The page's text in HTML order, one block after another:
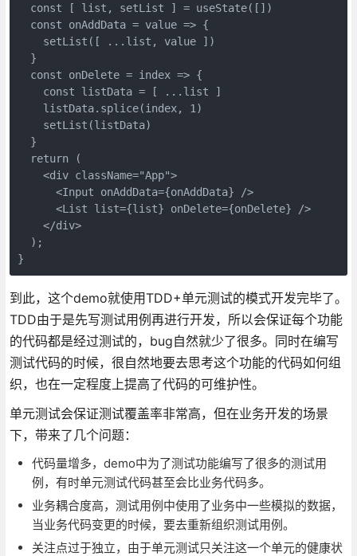
  const [ list, setList ] = useState([])
  const onAddData = value => {
    setList([ ...list, value ])
  }
  const onDelete = index => {
    const listData = [ ...list ]
    listData.splice(index, 1)
    setList(listData)
  }
  return (
    <div className="App">
      <Input onAddData={onAddData} />
      <List list={list} onDelete={onDelete} />
    </div>
  );
}
到此，这个demo就使用TDD+单元测试的模式开发完毕了。
TDD由于是先写测试用例再进行开发，所以会保证每个功能
的代码都是经过测试的，bug自然就少了很多。同时在编写
测试代码的时候，很自然地要去思考这个功能的代码如何组
织，也在一定程度上提高了代码的可维护性。
单元测试会保证测试覆盖率非常高，但在业务开发的场景
下，带来了几个问题：
代码量增多，demo中为了测试功能编写了很多的测试用
例，有时单元测试代码甚至会比业务代码多。
业务耦合度高，测试用例中使用了业务中一些模拟的数据，
当业务代码变更的时候，要去重新组织测试用例。
关注点过于独立，由于单元测试只关注这一个单元的健康状